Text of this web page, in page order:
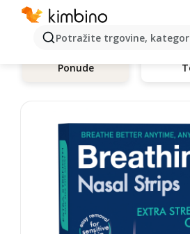
Potražite trgovine,
Ponude